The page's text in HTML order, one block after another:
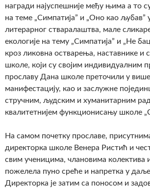
награди најуспешније међу њима а то
на теме „Симпатија” и „Оно као љубав”
литерарног стваралаштва, мале
екологије на тему „Симпатија” и „Не
кроз ликовна остварења, наставнике и
школе, који су својим индивидуалним
прославу Дана школе преточили у
манифестацију, као и заслужне
стручним, људским и хуманитарним
квалитетнијем функционисању школе
На самом почетку прославе,
директорка школе Венера Ристић и
свим ученицима, члановима колектива
пожелела пуно среће и напретка у
Директорка је затим са поносом и